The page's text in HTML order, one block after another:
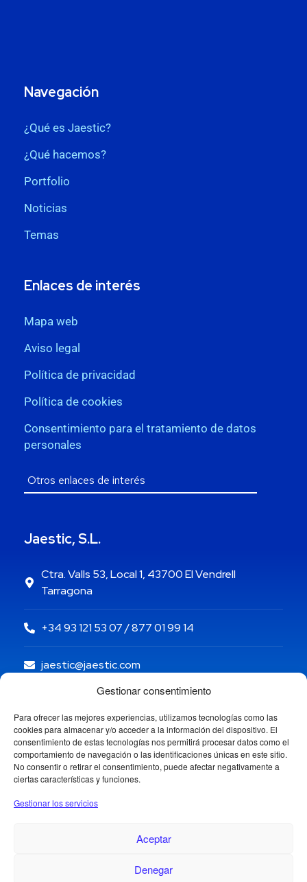
Gestionar consentimiento
Para ofrecer las mejores experiencias, utilizamos tecnologías como las
cookies para almacenar y/o acceder a la información del dispositivo. El
consentimiento de estas tecnologías nos permitirá procesar datos como el
comportamiento de navegación o las identificaciones únicas en este sitio.
No consentir o retirar el consentimiento, puede afectar negativamente a
ciertas características y funciones.
Gestionar los servicios
Aceptar
Denegar
Navegación
¿Qué es Jaestic?
¿Qué hacemos?
Portfolio
Noticias
Temas
Enlaces de interés
Mapa web
Aviso legal
Política de privacidad
Política de cookies
Consentimiento para el tratamiento de datos
personales
Jaestic, S.L.
Ctra. Valls 53, Local 1, 43700 El Vendrell
Tarragona
+34 93 121 53 07 / 877 01 99 14
jaestic@jaestic.com
Copyright © 2024 Jaestic S.L. Todos los derechos